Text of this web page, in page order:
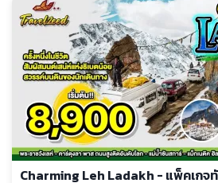
Charming Leh Ladakh - แพ็คเกจ